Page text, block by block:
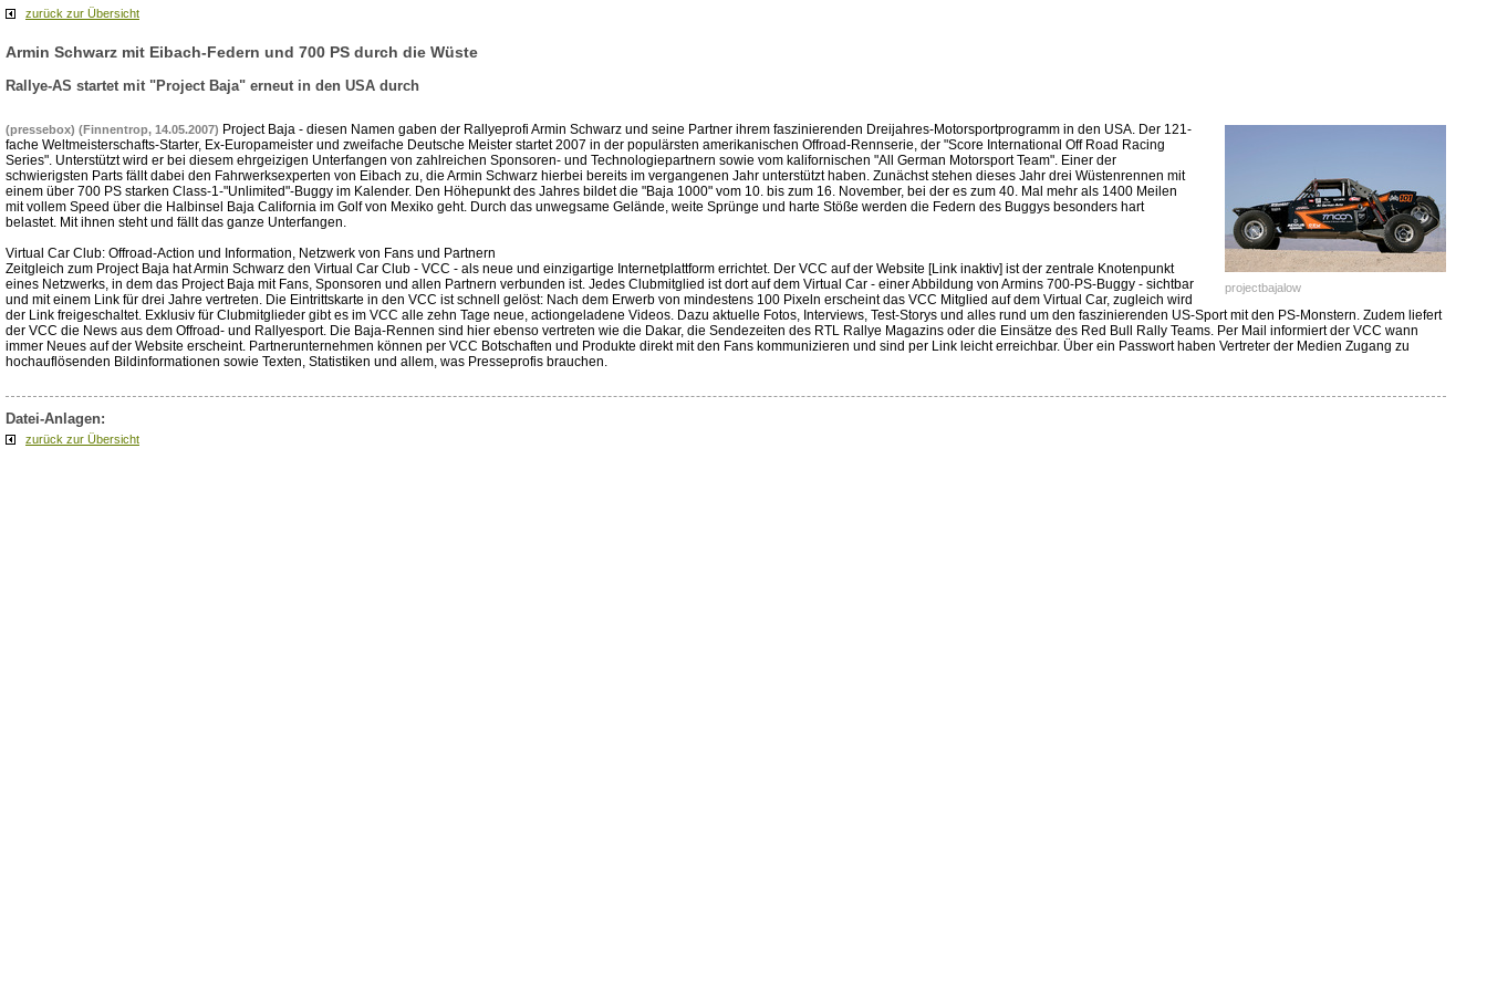
zurück zur Übersicht
Armin Schwarz mit Eibach-Federn und 700 PS durch die Wüste
Rallye-AS startet mit "Project Baja" erneut in den USA durch
projectbajalow
(pressebox) (Finnentrop, 14.05.2007) Project Baja - diesen Namen gaben der Rallyeprofi Armin Schwarz und seine Partner ihrem faszinierenden Dreijahres-Motorsportprogramm in den USA. Der 121-
fache Weltmeisterschafts-Starter, Ex-Europameister und zweifache Deutsche Meister startet 2007 in der populärsten amerikanischen Offroad-Rennserie, der "Score International Off Road Racing
Series". Unterstützt wird er bei diesem ehrgeizigen Unterfangen von zahlreichen Sponsoren- und Technologiepartnern sowie vom kalifornischen "All German Motorsport Team". Einer der
schwierigsten Parts fällt dabei den Fahrwerksexperten von Eibach zu, die Armin Schwarz hierbei bereits im vergangenen Jahr unterstützt haben. Zunächst stehen dieses Jahr drei Wüstenrennen mit
einem über 700 PS starken Class-1-"Unlimited"-Buggy im Kalender. Den Höhepunkt des Jahres bildet die "Baja 1000" vom 10. bis zum 16. November, bei der es zum 40. Mal mehr als 1400 Meilen
mit vollem Speed über die Halbinsel Baja California im Golf von Mexiko geht. Durch das unwegsame Gelände, weite Sprünge und harte Stöße werden die Federn des Buggys besonders hart
belastet. Mit ihnen steht und fällt das ganze Unterfangen.
Virtual Car Club: Offroad-Action und Information, Netzwerk von Fans und Partnern
Zeitgleich zum Project Baja hat Armin Schwarz den Virtual Car Club - VCC - als neue und einzigartige Internetplattform errichtet. Der VCC auf der Website [Link inaktiv] ist der zentrale Knotenpunkt
eines Netzwerks, in dem das Project Baja mit Fans, Sponsoren und allen Partnern verbunden ist. Jedes Clubmitglied ist dort auf dem Virtual Car - einer Abbildung von Armins 700-PS-Buggy - sichtbar
und mit einem Link für drei Jahre vertreten. Die Eintrittskarte in den VCC ist schnell gelöst: Nach dem Erwerb von mindestens 100 Pixeln erscheint das VCC Mitglied auf dem Virtual Car, zugleich wird
der Link freigeschaltet. Exklusiv für Clubmitglieder gibt es im VCC alle zehn Tage neue, actiongeladene Videos. Dazu aktuelle Fotos, Interviews, Test-Storys und alles rund um den faszinierenden US-Sport mit den PS-Monstern. Zudem liefert
der VCC die News aus dem Offroad- und Rallyesport. Die Baja-Rennen sind hier ebenso vertreten wie die Dakar, die Sendezeiten des RTL Rallye Magazins oder die Einsätze des Red Bull Rally Teams. Per Mail informiert der VCC wann
immer Neues auf der Website erscheint. Partnerunternehmen können per VCC Botschaften und Produkte direkt mit den Fans kommunizieren und sind per Link leicht erreichbar. Über ein Passwort haben Vertreter der Medien Zugang zu
hochauflösenden Bildinformationen sowie Texten, Statistiken und allem, was Presseprofis brauchen.
Datei-Anlagen:
zurück zur Übersicht